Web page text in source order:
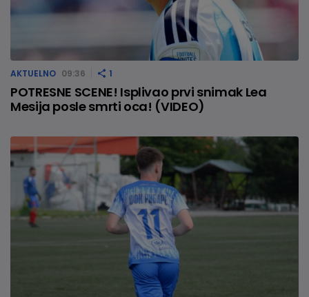
AKTUELNO 09:36 1
POTRESNE SCENE! Isplivao prvi snimak Lea
Mesija posle smrti oca! (VIDEO)